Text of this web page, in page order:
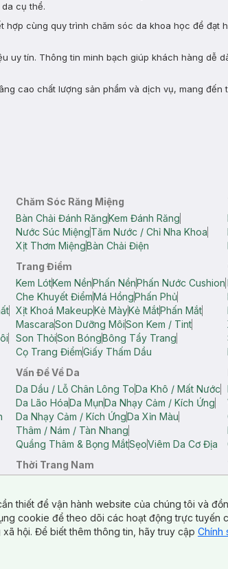
cụ thể.
cùng quy trình chăm sóc da khoa học để đạt
uy tín. Thông tin minh bạch giúp khách hàng dễ
cao chất lượng sản phẩm và dịch vụ, mang đến
Chăm Sóc Răng Miệng
Bàn Chải Đánh RăngKem Đánh Răng
Nước Súc MiệngTăm Nước / Chỉ Nha Khoa
Xịt Thơm MiệngBàn Chải Điện
Trang Điểm
Kem LótKem NềnPhấn NềnPhấn Nước Cushion
Che Khuyết ĐiểmMá HồngPhấn Phủ
Xịt Khoá MakeupKẻ MàyKẻ MắtPhấn Mắt
MascaraSon Dưỡng MôiSon Kem / Tint
Son ThỏiSon BóngBông Tẩy Trang
Cọ Trang ĐiểmGiấy Thấm Dầu
Vấn Đề Về Da
Da Dầu / Lỗ Chân Lông ToDa Khô / Mất Nước
Da Lão HóaDa MụnDa Nhạy Cảm / Kích Ứng
Da Nhạy Cảm / Kích ỨngDa Xỉn Màu
Thâm / Nám / Tàn Nhang
Quầng Thâm & Bọng MắtSẹoViêm Da Cơ Địa
Thời Trang Nam
thiết để vận hành website của chúng tôi và
cookie để theo dõi các hoạt động trực tuyến
hội. Để biết thêm thông tin, hãy truy cập Chính